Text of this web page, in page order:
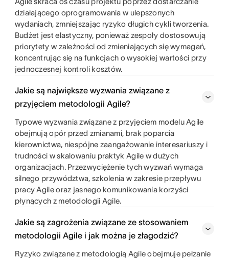
działającego oprogramowania w ulepszonych
wydaniach, zmniejszając ryzyko długich cykli tworzenia.
Budżet jest elastyczny, ponieważ zespoły dostosowują
priorytety w zależności od zmieniających się wymagań,
koncentrując się na funkcjach o wysokiej wartości przy
jednoczesnej kontroli kosztów.
Jakie są największe wyzwania związane z
przyjęciem metodologii Agile?
Typowe wyzwania związane z przyjęciem modelu Agile
obejmują opór przed zmianami, brak poparcia
kierownictwa, niespójne zaangażowanie interesariuszy i
trudności w skalowaniu praktyk Agile w dużych
organizacjach. Przezwyciężenie tych wyzwań wymaga
silnego przywództwa, szkolenia w zakresie przepływu
pracy Agile oraz jasnego komunikowania korzyści
płynących z metodologii Agile.
Jakie są zagrożenia związane ze stosowaniem
metodologii Agile i jak można je złagodzić?
Ryzyko związane z metodologią Agile obejmuje pełzanie